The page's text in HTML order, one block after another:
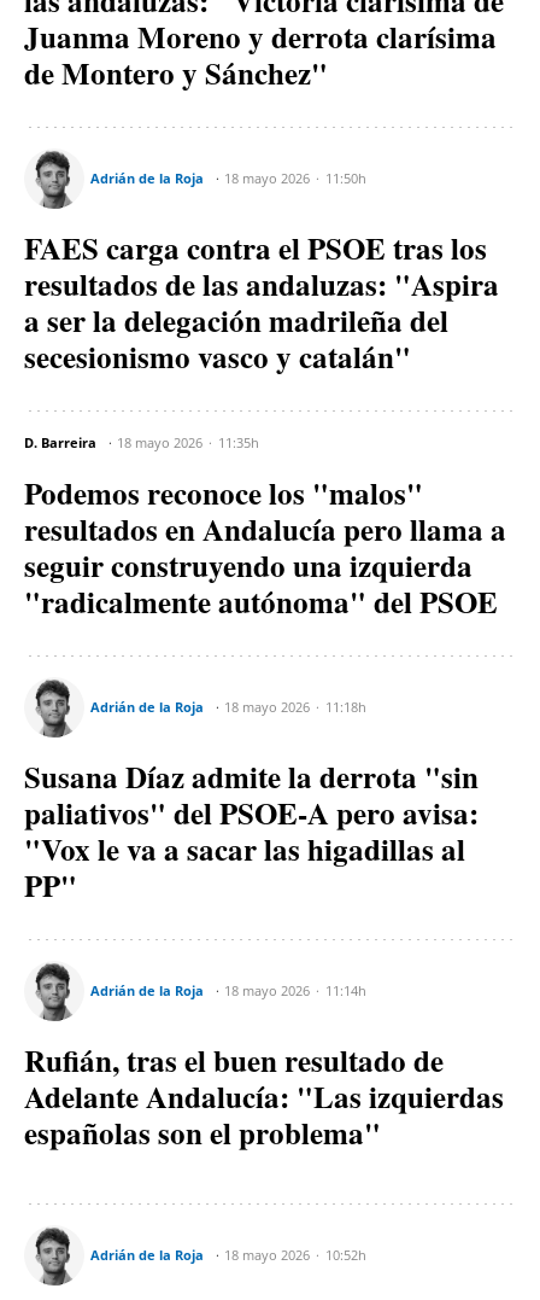
Juanma Moreno y derrota clarísima
de Montero y Sánchez"
Adrián de la Roja 18 mayo 2026 11:50h
FAES carga contra el PSOE tras los
resultados de las andaluzas: "Aspira
a ser la delegación madrileña del
secesionismo vasco y catalán"
D. Barreira 18 mayo 2026 11:35h
Podemos reconoce los "malos"
resultados en Andalucía pero llama a
seguir construyendo una izquierda
"radicalmente autónoma" del PSOE
Adrián de la Roja 18 mayo 2026 11:18h
Susana Díaz admite la derrota "sin
paliativos" del PSOE-A pero avisa:
"Vox le va a sacar las higadillas al
PP"
Adrián de la Roja 18 mayo 2026 11:14h
Rufián, tras el buen resultado de
Adelante Andalucía: "Las izquierdas
españolas son el problema"
Adrián de la Roja 18 mayo 2026 10:52h